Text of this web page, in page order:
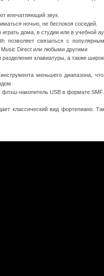
впечатляющий звук.
ночью, не беспокоя соседей.
дома, в студии или в учебной
позволяет связаться с
Direct или любыми другими
клавиатуры, а также
меньшего диапазона,
накопитель USB в формате
классический вид фортепиано.